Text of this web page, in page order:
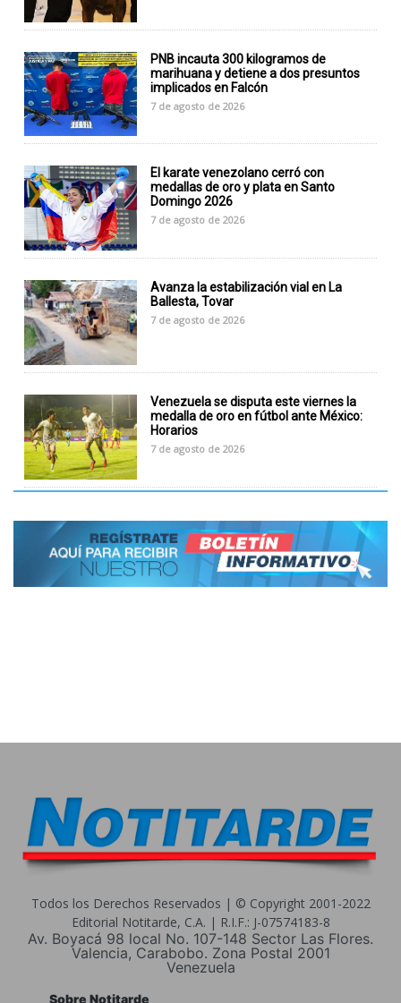
PNB incauta 300 kilogramos de
marihuana y detiene a dos presuntos
implicados en Falcón
7 de agosto de 2026
El karate venezolano cerró con
medallas de oro y plata en Santo
Domingo 2026
7 de agosto de 2026
Avanza la estabilización vial en La
Ballesta, Tovar
7 de agosto de 2026
Venezuela se disputa este viernes la
medalla de oro en fútbol ante México:
Horarios
7 de agosto de 2026
Todos los Derechos Reservados | © Copyright 2001-2022
Editorial Notitarde, C.A. | R.I.F.: J-07574183-8
Av. Boyacá 98 local No. 107-148 Sector Las Flores.
Valencia, Carabobo. Zona Postal 2001
Venezuela
Sobre Notitarde